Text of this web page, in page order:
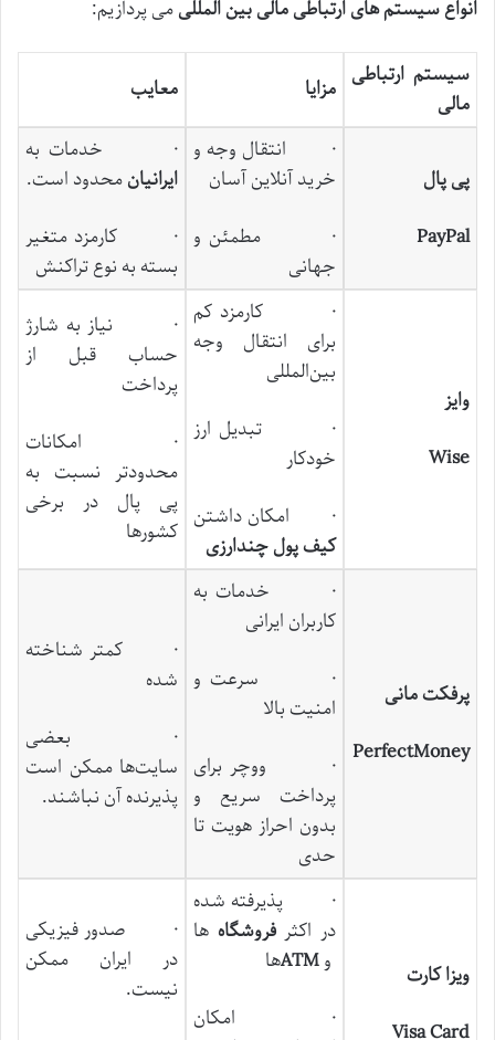
انواع سیستم های ارتباطی مالی بین المللیمی پردازیم:
سیستم ارتباطی
مالی
مزایا معایب
پی‌ پال
PayPal
· انتقال وجه و
خرید آنلاین آسان
· مطمئن و
جهانی
· خدمات به
ایرانیانمحدود است.
· کارمزد متغیر
بسته به نوع تراکنش
وایز
Wise
· کارمزد کم
برای انتقال وجه
بین‌المللی
· تبدیل ارز
خودکار
· امکان داشتن
کیف پول چندارزی
· نیاز به شارژ
حساب قبل از
پرداخت
· امکانات
محدودتر نسبت به
پی ‌پال در برخی
کشورها
پرفکت مانی
PerfectMoney
· خدمات به
کاربران ایرانی
· سرعت و
امنیت بالا
· ووچر برای
پرداخت سریع و
بدون احراز هویت تا
حدی
· کمتر شناخته
شده
· بعضی
سایت‌ها ممکن است
پذیرنده آن نباشند.
ویزا کارت
Visa Card
· پذیرفته شده
در اکثرفروشگاه ‌ها
وATMها
· امکان
· صدور فیزیکی
در ایران ممکن
نیست.